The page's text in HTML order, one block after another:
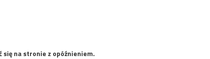
się na stronie z opóźnieniem.